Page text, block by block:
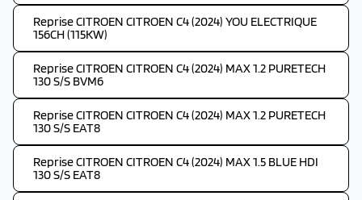
Reprise CITROEN CITROEN C4 (2024) YOU ELECTRIQUE
156CH (115KW)
Reprise CITROEN CITROEN C4 (2024) MAX 1.2 PURETECH
130 S/S BVM6
Reprise CITROEN CITROEN C4 (2024) MAX 1.2 PURETECH
130 S/S EAT8
Reprise CITROEN CITROEN C4 (2024) MAX 1.5 BLUE HDI
130 S/S EAT8